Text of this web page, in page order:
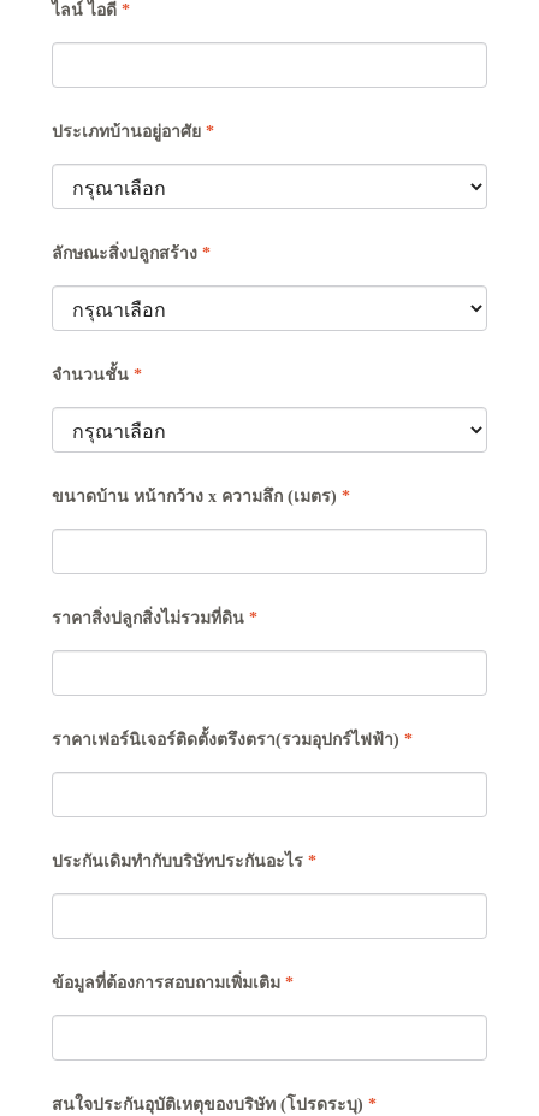
ไลน์ ไอดี *
ประเภทบ้านอยู่อาศัย *
ลักษณะสิ่งปลูกสร้าง *
จำนวนชั้น *
ขนาดบ้าน หน้ากว้าง x ความลึก (เมตร) *
ราคาสิ่งปลูกสิ่งไม่รวมที่ดิน *
ราคาเฟอร์นิเจอร์ติดตั้งตรึงตรา(รวมอุปกร์ไฟฟ้า) *
ประกันเดิมทำกับบริษัทประกันอะไร *
ข้อมูลที่ต้องการสอบถามเพิ่มเติม *
สนใจประกันอุบัติเหตุของบริษัท (โปรดระบุ) *